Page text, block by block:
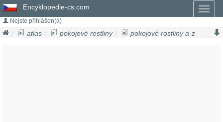
Encyklopedie-cs.com
Nejste přihlášen(a)
atlas pokojové rostliny
pokojové rostliny a-z